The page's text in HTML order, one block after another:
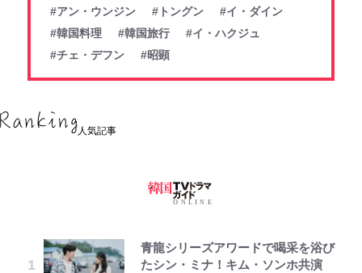
#アン・ウンジン
#トングン
#イ・ダイン
#韓国料理
#韓国旅行
#イ・ハクジュ
#チェ・デフン
#昭顕
人気記事
青龍シリーズアワードで喝采を浴び
たシン・ミナ！キム・ソンホ共演